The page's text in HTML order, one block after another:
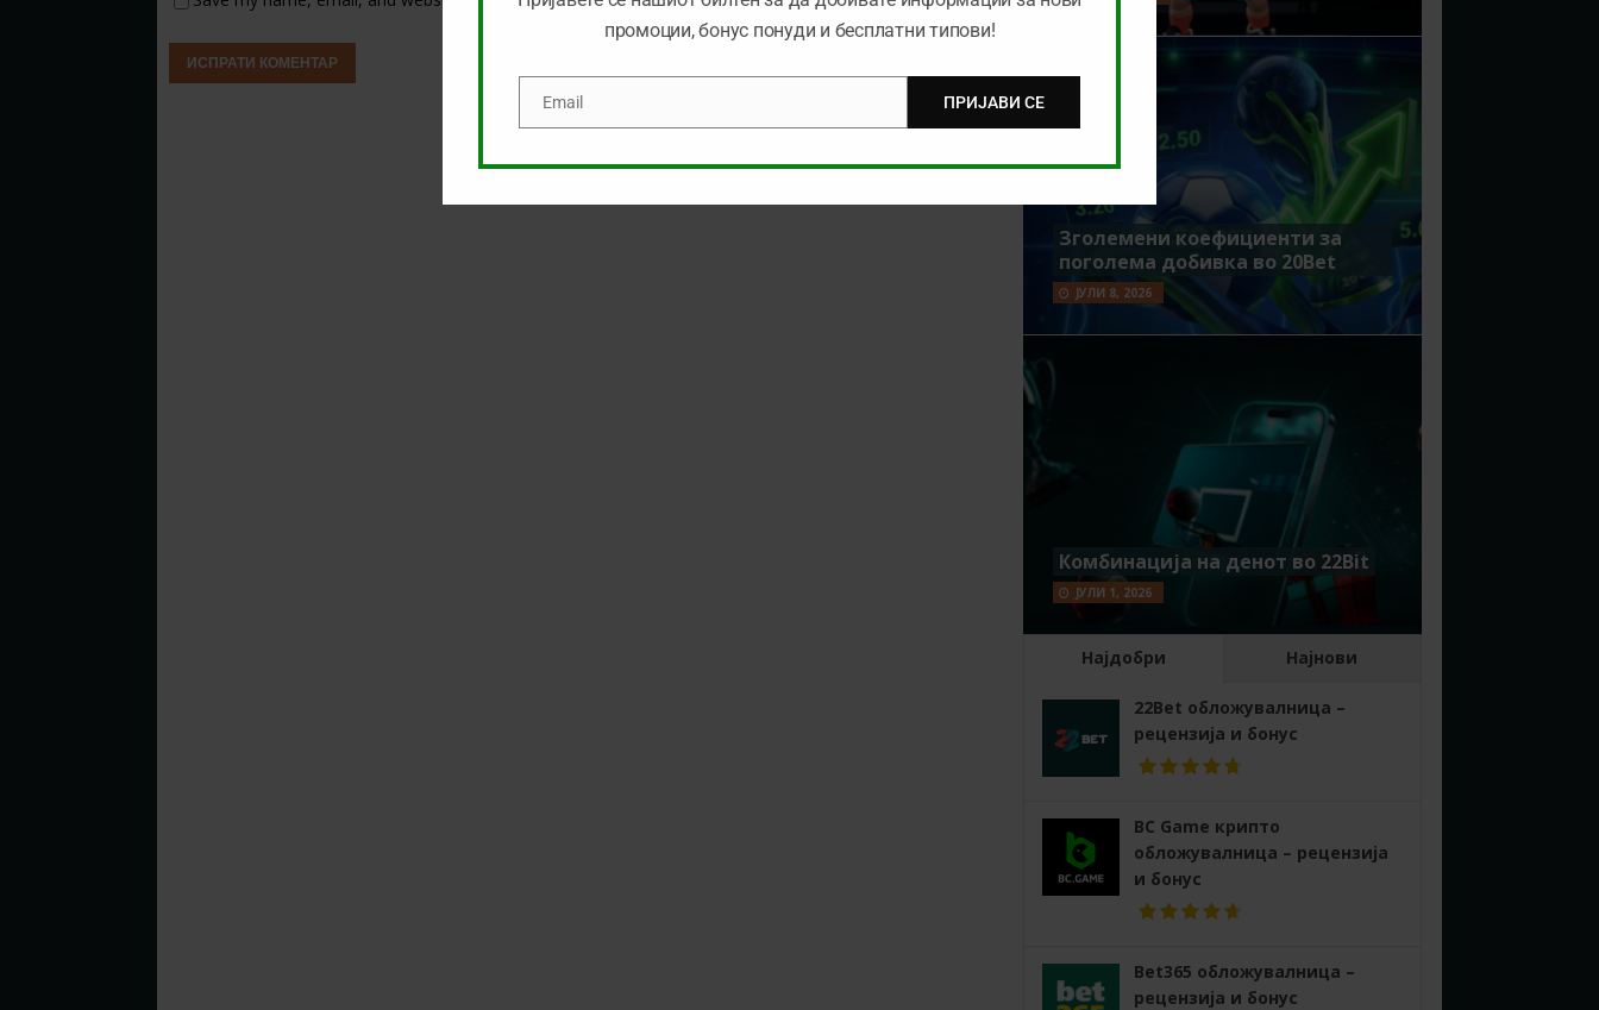
Зголемени коефициенти за
поголема добивка во 20Bet
ЈУЛИ 8, 2026
Комбинација на денот во 22Bit
ЈУЛИ 1, 2026
Најдобри Најнови
22Bet обложувалница –
рецензија и бонус
BC Game крипто
обложувалница – рецензија
и бонус
Bet365 обложувалница –
рецензија и бонус
промоции, бонус понуди и бесплатни типови!
EmailEmail ПРИЈАВИ СЕ